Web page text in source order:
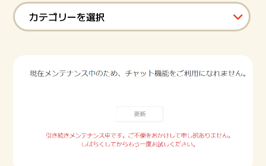
ELECTとは
講師紹介